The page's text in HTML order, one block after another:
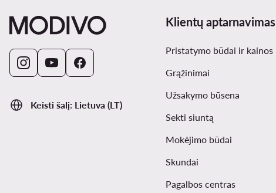
Keisti šalį: Lietuva (LT)
Klientų aptarnavimas
Pristatymo būdai ir kainos
Grąžinimai
Užsakymo būsena
Sekti siuntą
Mokėjimo būdai
Skundai
Pagalbos centras